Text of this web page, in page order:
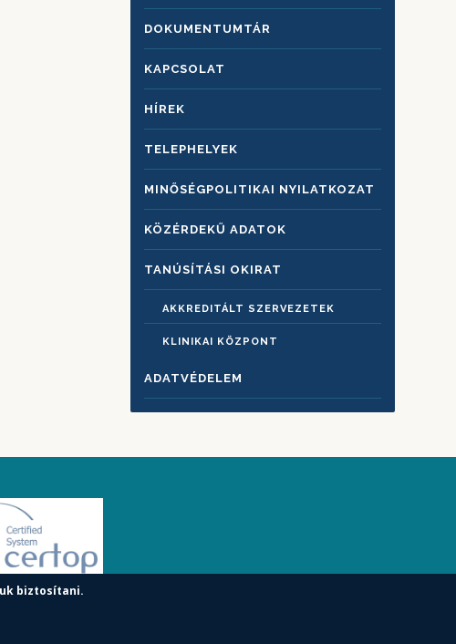
DOKUMENTUMTÁR
KAPCSOLAT
HÍREK
TELEPHELYEK
MINŐSÉGPOLITIKAI NYILATKOZAT
KÖZÉRDEKŰ ADATOK
TANÚSÍTÁSI OKIRAT
AKKREDITÁLT SZERVEZETEK
KLINIKAI KÖZPONT
ADATVÉDELEM
biztosítani.